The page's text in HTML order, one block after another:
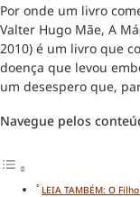
Por onde um livro
Valter Hugo Mãe, A
2010) é um livro que
doença que levou
um desespero que,
Navegue pelos
LEIA TAMBÉM: O